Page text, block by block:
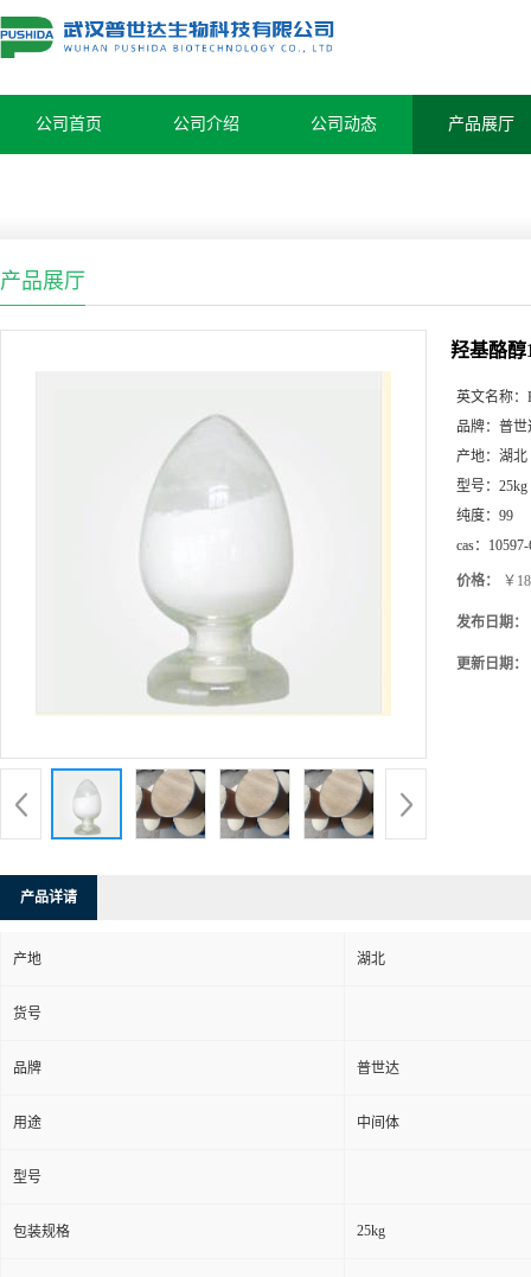
公司首页 公司介绍 公司动态 产品展厅
产品展厅
羟基酪醇
英文名称：
品牌： 普世
产地： 湖北
型号： 25kg
纯度： 99
cas：
价格： ￥
发布日期：
更新日期：
产品详请
产地 湖北
货号
品牌 普世达
用途 中间体
型号
包装规格 25kg